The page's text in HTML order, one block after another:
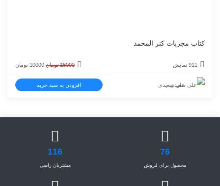
کتاب مجربات کنز المحمد
911 نمایش 15000 تومان قیمت
15000 تومان
10000 تومان
علی سعیدی افزودن به سبد خرید
76
محصول برای فروش
116
مشتریان راضی